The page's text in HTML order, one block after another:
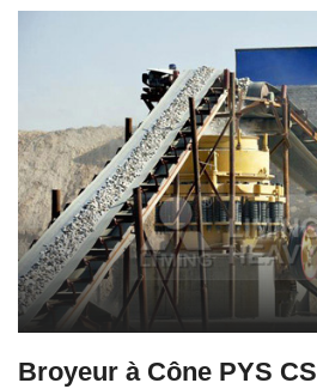
Broyeur à Cône PYS CS